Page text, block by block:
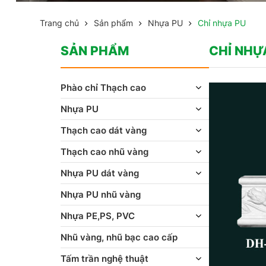
Trang chủ Sản phẩm Nhựa PU Chỉ nhựa PU
CHỈ
SẢN PHẨM
Phào chỉ Thạch cao
Nhựa PU
Thạch cao dát vàng
Thạch cao nhũ vàng
Nhựa PU dát vàng
Nhựa PU nhũ vàng
Nhựa PE,PS, PVC
Nhũ vàng, nhũ bạc cao cấp
Tấm trần nghệ thuật